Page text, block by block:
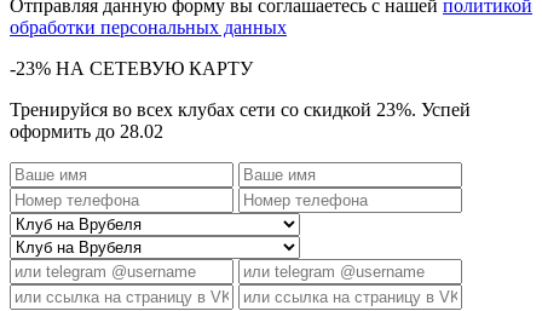
Отправляя данную форму вы соглашаетесь с нашей политикой
обработки персональных данных
-23% НА СЕТЕВУЮ КАРТУ
Тренируйся во всех клубах сети со скидкой 23%. Успей
оформить до 28.02